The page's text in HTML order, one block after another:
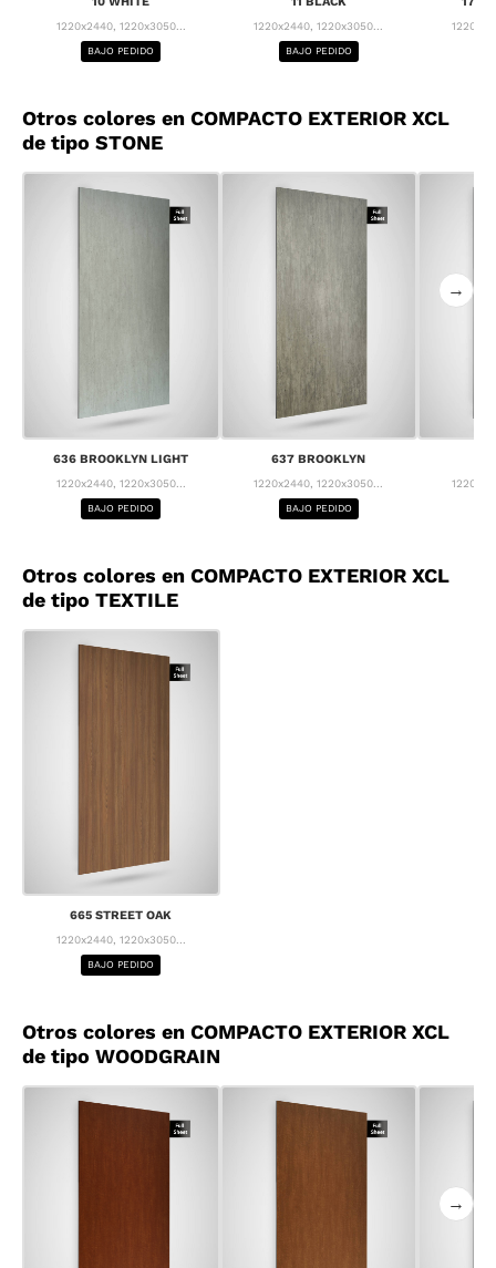
1220x2440, 1220x3050...
BAJO PEDIDO
1220x2440, 1220x3050...
BAJO PEDIDO
Otros colores en COMPACTO EXTERIOR XCL
de tipo STONE
636 BROOKLYN LIGHT
1220x2440, 1220x3050...
BAJO PEDIDO
637 BROOKLYN
1220x2440, 1220x3050...
BAJO PEDIDO
→
Otros colores en COMPACTO EXTERIOR XCL
de tipo TEXTILE
665 STREET OAK
1220x2440, 1220x3050...
BAJO PEDIDO
Otros colores en COMPACTO EXTERIOR XCL
de tipo WOODGRAIN
→